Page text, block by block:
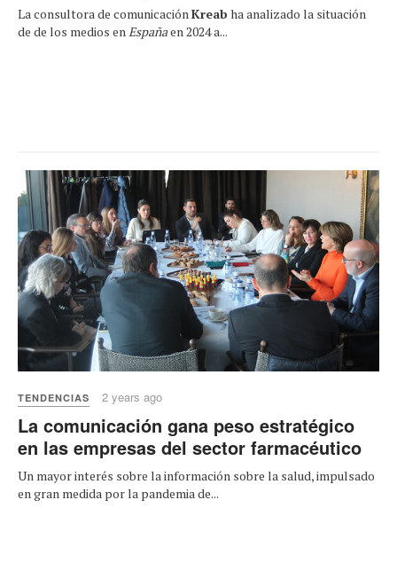
La consultora de comunicaciónKreab ha analizado la situación
de de los medios enEspañaen 2024 a...
TENDENCIAS 2 years ago
La comunicación gana peso estratégico
en las empresas del sector farmacéutico
Un mayor interés sobre la información sobre la salud, impulsado
en gran medida por la pandemia de...